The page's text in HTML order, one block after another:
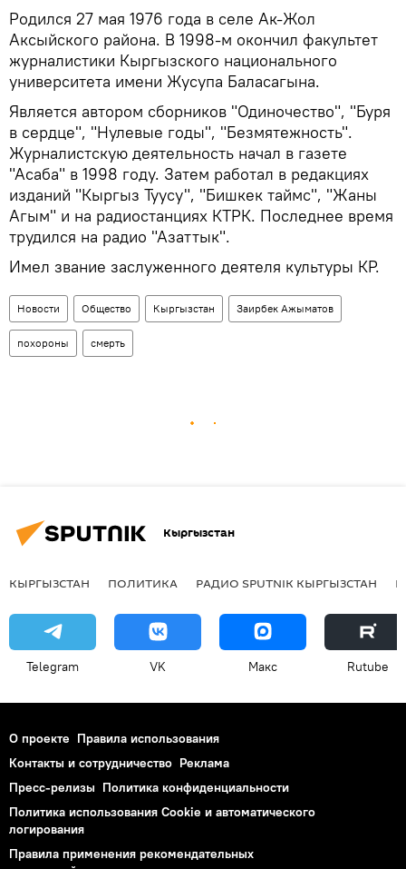
Родился 27 мая 1976 года в селе Ак-Жол
Аксыйского района. В 1998-м окончил факультет
журналистики Кыргызского национального
университета имени Жусупа Баласагына.
Является автором сборников "Одиночество", "Буря
в сердце", "Нулевые годы", "Безмятежность".
Журналистскую деятельность начал в газете
"Асаба" в 1998 году. Затем работал в редакциях
изданий "Кыргыз Туусу", "Бишкек таймс", "Жаны
Агым" и на радиостанциях КТРК. Последнее время
трудился на радио "Азаттык".
Имел звание заслуженного деятеля культуры КР.
Новости Общество Кыргызстан Заирбек Ажыматов
похороны смерть
Кыргызстан
КЫРГЫЗСТАН ПОЛИТИКА РАДИО SPUTNIK КЫРГЫЗСТАН
Telegram VK Макс Rutube
О проекте Правила использования
Контакты и сотрудничество Реклама
Пресс-релизы Политика конфиденциальности
Политика использования Cookie и автоматического
логирования
Правила применения рекомендательных